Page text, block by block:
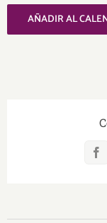
AÑADIR AL